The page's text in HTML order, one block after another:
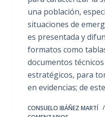
una población,
situaciones de
es presentada y
formatos como
documentos
estratégicos, para
en evidencias; de
CONSUELO IBÁÑEZ MARTÍ